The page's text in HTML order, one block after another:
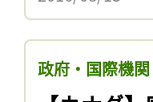
政府・国際機